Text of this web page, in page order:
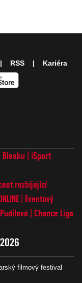
Blesku
iSport
rozbíjející
Eventový
Chance Liga
filmový festival
RSS Kariéra